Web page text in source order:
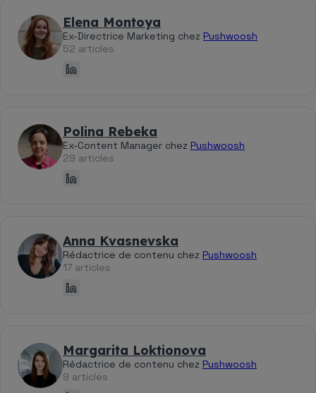
Elena Montoya
Ex-Directrice Marketing chez Pushwoosh
52 articles
Polina Rebeka
Ex-Content Manager chez Pushwoosh
29 articles
Anna Kvasnevska
Rédactrice de contenu chez Pushwoosh
17 articles
Margarita Loktionova
Rédactrice de contenu chez Pushwoosh
9 articles